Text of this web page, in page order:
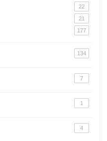
22
21
177
134
7
1
4